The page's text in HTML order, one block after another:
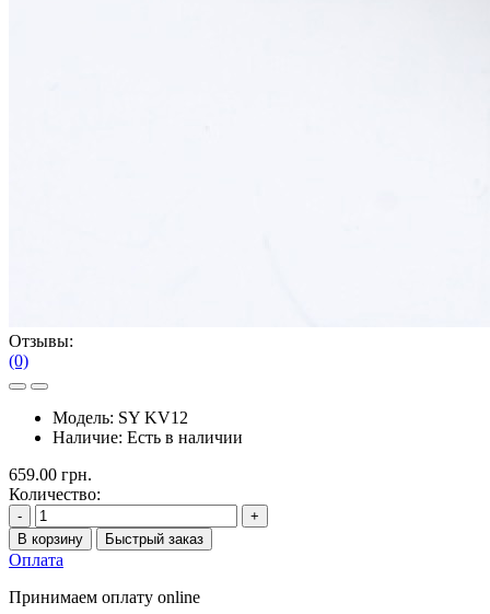
Отзывы:
(0)
Модель: SY KV12
Наличие: Есть в наличии
659.00 грн.
Количество:
-
+
В корзину
Быстрый заказ
Оплата
Принимаем оплату online